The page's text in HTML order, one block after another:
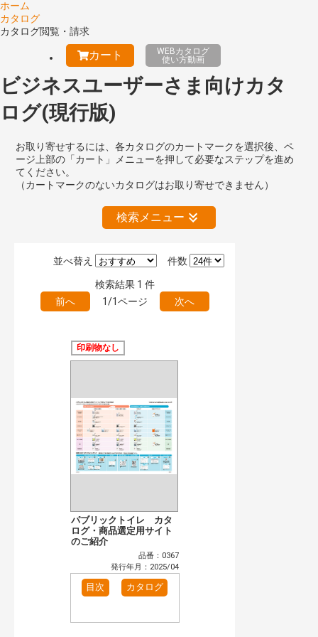
ホーム
カタログ
カタログ閲覧・請求
カート
WEBカタログ
使い方動画
ビジネスユーザーさま向けカタ
ログ(現行版)
お取り寄せするには、各カタログのカートマークを選択後、ペ
ージ上部の「カート」メニューを押して必要なステップを進め
てください。
（カートマークのないカタログはお取り寄せできません）
検索メニュー
絞り込みの解除
キーワード検索（あいまい）
おすすめハッシュタグ
カタログ一覧＆使い方（1）
カテゴリー
窓・シャッター（1）
インテリア建材（1）
水まわり（2）
洗面化粧室（1）
トイレ（2）
水栓金具（1）
ビル・マンション・店舗（1）
検索
件数
並べ替え
検索結果 1 件
前へ
1/1ページ 次へ
印刷物なし
パブリックトイレ カタ
ログ・商品選定用サイト
のご紹介
品番：0367
発行年月：2025/04
目次 カタログ